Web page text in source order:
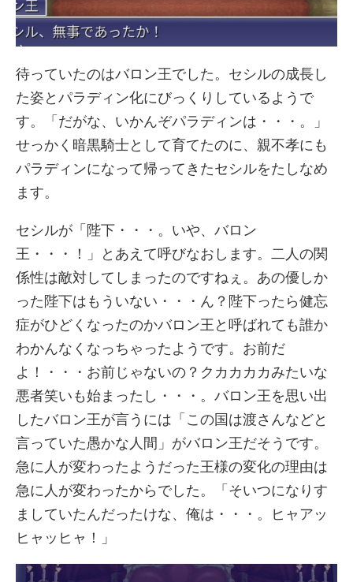
待っていたのはバロン王でした。セシルの成長し
た姿とパラディン化にびっくりしているようで
す。「だがな、いかんぞパラディンは・・・。」
せっかく暗黒騎士として育てたのに、親不孝にも
パラディンになって帰ってきたセシルをたしなめ
ます。
セシルが「陛下・・・。いや、バロン
王・・・！」とあえて呼びなおします。二人の関
係性は敵対してしまったのですねぇ。あの優しか
った陛下はもういない・・・ん？陛下ったら健忘
症がひどくなったのかバロン王と呼ばれても誰か
わかんなくなっちゃったようです。お前だ
よ！・・・お前じゃないの？クカカカカみたいな
悪者笑いも始まったし・・・。バロン王を思い出
したバロン王が言うには「この国は渡さんなどと
言っていた愚かな人間」がバロン王だそうです。
急に人が変わったようだった王様の変化の理由は
急に人が変わったからでした。「そいつになりす
ましていたんだったけな、俺は・・・。ヒャアッ
ヒャッヒャ！」